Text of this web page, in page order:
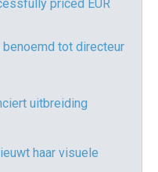
priced EUR
tot directeur
uitbreiding
haar visuele